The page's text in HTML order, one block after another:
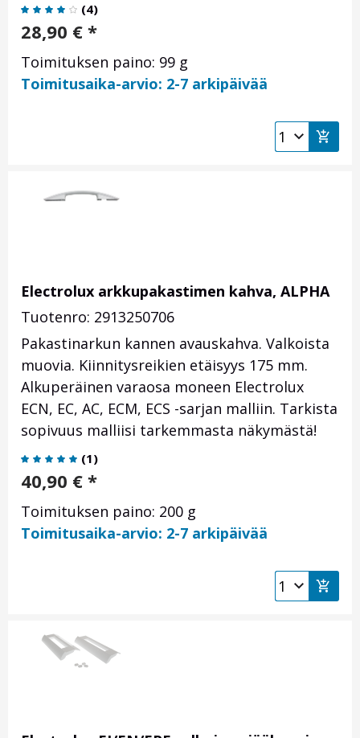
(4)
28,90 € *
Toimituksen paino: 99 g
Toimitusaika-arvio: 2-7 arkipäivää
Electrolux arkkupakastimen kahva, ALPHA
Tuotenro: 2913250706
Pakastinarkun kannen avauskahva. Valkoista
muovia. Kiinnitysreikien etäisyys 175 mm.
Alkuperäinen varaosa moneen Electrolux
ECN, EC, AC, ECM, ECS -sarjan malliin. Tarkista
sopivuus malliisi tarkemmasta näkymästä!
(1)
40,90 € *
Toimituksen paino: 200 g
Toimitusaika-arvio: 2-7 arkipäivää